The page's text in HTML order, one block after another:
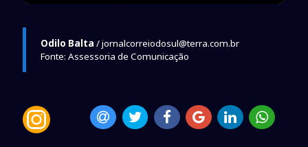
Odilo Balta / jornalcorreiodosul@terra.com.br
Fonte: Assessoria de Comunicação